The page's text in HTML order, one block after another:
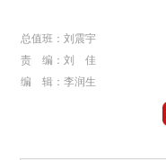
总值班：刘震宇
责 编：刘 佳
编 辑：李润生